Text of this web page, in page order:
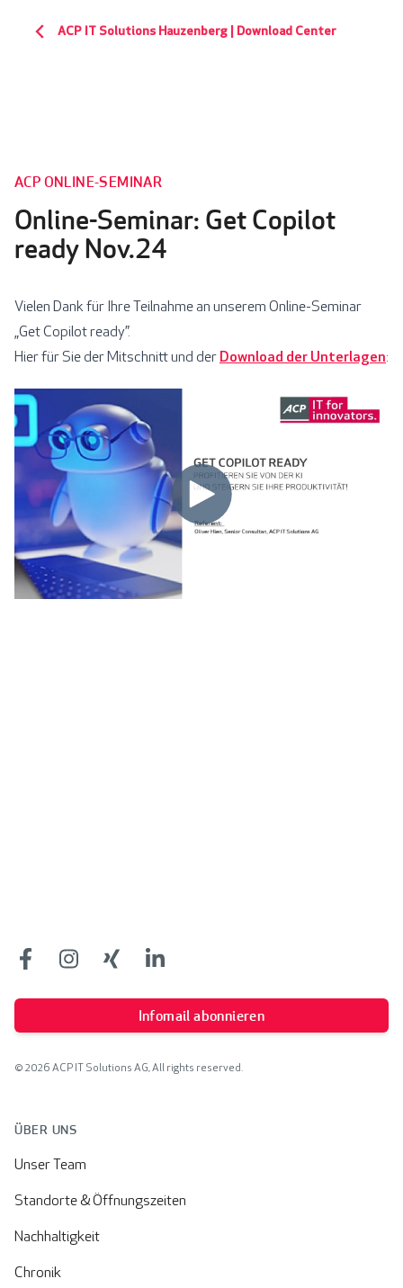
ACP IT Solutions Hauzenberg | Download Center
ACP ONLINE-SEMINAR
Online-Seminar: Get Copilot
ready Nov.24
Vielen Dank für Ihre Teilnahme an unserem Online-Seminar
„Get Copilot ready”.
Hier für Sie der Mitschnitt und der Download der Unterlagen:
FacebookFacebookFacebookFacebook
Infomail abonnieren
© 2026 ACP IT Solutions AG, All rights reserved.
ÜBER UNS
Unser Team
Standorte & Öffnungszeiten
Nachhaltigkeit
Chronik